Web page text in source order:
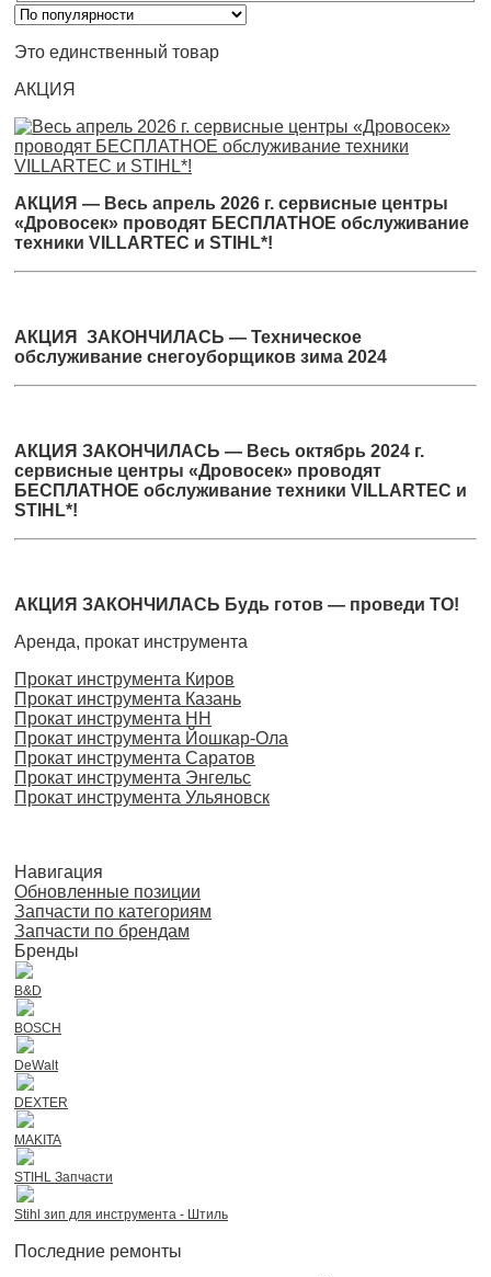
Это единственный товар
АКЦИЯ
АКЦИЯ — Весь апрель 2026 г. сервисные центры
«Дровосек» проводят БЕСПЛАТНОЕ обслуживание
техники VILLARTEC и STIHL*!
АКЦИЯ ЗАКОНЧИЛАСЬ — Техническое
обслуживание снегоуборщиков зима 2024
АКЦИЯ ЗАКОНЧИЛАСЬ — Весь октябрь 2024 г.
сервисные центры «Дровосек» проводят
БЕСПЛАТНОЕ обслуживание техники VILLARTEC и
STIHL*!
АКЦИЯ ЗАКОНЧИЛАСЬ Будь готов — проведи ТО!
Аренда, прокат инструмента
Прокат инструмента Киров
Прокат инструмента Казань
Прокат инструмента НН
Прокат инструмента Йошкар-Ола
Прокат инструмента Саратов
Прокат инструмента Энгельс
Прокат инструмента Ульяновск
Навигация
Обновленные позиции
Запчасти по категориям
Запчасти по брендам
Бренды
B&D
BOSCH
DeWalt
DEXTER
MAKITA
STIHL Запчасти
Stihl зип для инструмента - Штиль
Последние ремонты